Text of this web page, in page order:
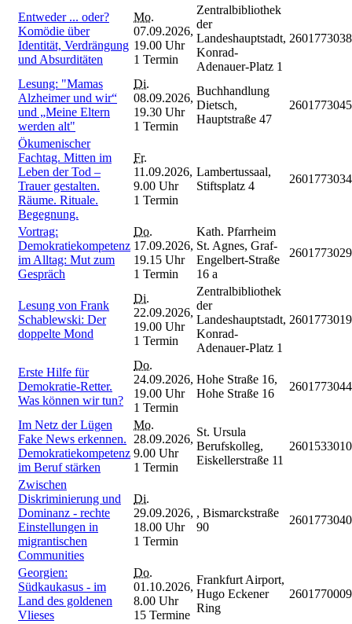
Entweder ... oder?
Komödie über
Identität, Verdrängung
und Absurditäten
Mo.
07.09.2026,
19.00 Uhr
1 Termin
Zentralbibliothek
der
Landeshauptstadt,
Konrad-
Adenauer-Platz 1
2601773038
Lesung: "Mamas
Alzheimer und wir“
und „Meine Eltern
werden alt"
Di.
08.09.2026,
19.30 Uhr
1 Termin
Buchhandlung
Dietsch,
Hauptstraße 47
2601773045
Ökumenischer
Fachtag. Mitten im
Leben der Tod –
Trauer gestalten.
Räume. Rituale.
Begegnung.
Fr.
11.09.2026,
9.00 Uhr
1 Termin
Lambertussaal,
Stiftsplatz 4
2601773034
Vortrag:
Demokratiekompetenz
im Alltag: Mut zum
Gespräch
Do.
17.09.2026,
19.15 Uhr
1 Termin
Kath. Pfarrheim
St. Agnes, Graf-
Engelbert-Straße
16 a
2601773029
Lesung von Frank
Schablewski: Der
doppelte Mond
Di.
22.09.2026,
19.00 Uhr
1 Termin
Zentralbibliothek
der
Landeshauptstadt,
Konrad-
Adenauer-Platz 1
2601773019
Erste Hilfe für
Demokratie-Retter.
Was können wir tun?
Do.
24.09.2026,
19.00 Uhr
1 Termin
Hohe Straße 16,
Hohe Straße 16
2601773044
Im Netz der Lügen
Fake News erkennen.
Demokratiekompetenz
im Beruf stärken
Mo.
28.09.2026,
9.00 Uhr
1 Termin
St. Ursula
Berufskolleg,
Eiskellerstraße 11
2601533010
Zwischen
Diskriminierung und
Dominanz - rechte
Einstellungen in
migrantischen
Communities
Di.
29.09.2026,
18.00 Uhr
1 Termin
, Bismarckstraße
90
2601773040
Georgien:
Südkaukasus - im
Land des goldenen
Vlieses
Do.
01.10.2026,
8.00 Uhr
15 Termine
Frankfurt Airport,
Hugo Eckener
Ring
2601770009